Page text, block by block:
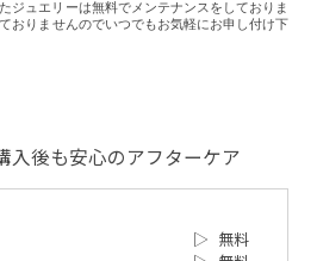
ジュエリーは無料でメンテナンスをしておりま
おりませんのでいつでもお気軽にお申し付け下
入後も安心のアフターケア
▷
無料